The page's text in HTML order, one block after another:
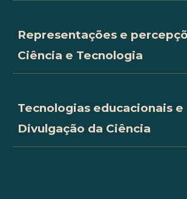
Representações e
Ciência e Tecnologia
Tecnologias educacionais e
Divulgação da Ciência